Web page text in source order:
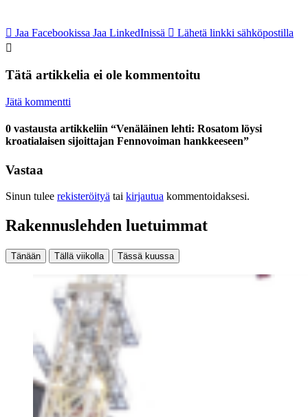
Jaa Facebookissa Jaa LinkedInissä Lähetä linkki sähköpostilla
Tätä artikkelia ei ole kommentoitu
Jätä kommentti
0 vastausta artikkeliin “Venäläinen lehti: Rosatom löysi
kroatialaisen sijoittajan Fennovoiman hankkeeseen”
Vastaa
Sinun tulee rekisteröityä tai kirjautua kommentoidaksesi.
Rakennuslehden luetuimmat
Tänään Tällä viikolla Tässä kuussa